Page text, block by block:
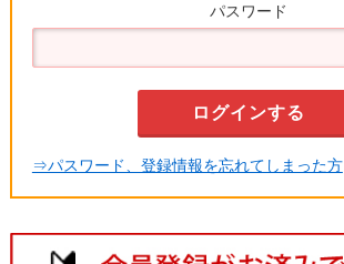
パスワード
⇒パスワード、登録情報を忘れてしまった方